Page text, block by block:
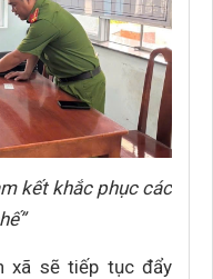
kết khắc phục các
xã sẽ tiếp tục đẩy